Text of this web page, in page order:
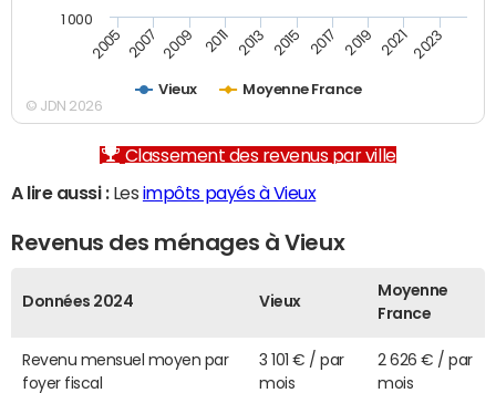
Vieux Moyenne France
2005 2007 2009 2011 2013 2015 2017 2019 2021 2023
1 000
© JDN 2026
Classement des revenus par ville
A lire aussi :Les impôts payés à Vieux
Revenus des ménages à Vieux
Données 2024 Vieux
Moyenne
France
Revenu mensuel moyen par
foyer fiscal
3 101 € / par
mois
2 626 € / par
mois